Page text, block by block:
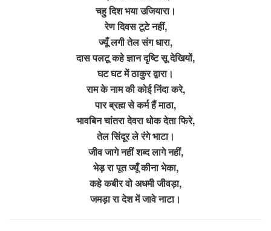
चहु दिश भया उजियारा।
रेण दिवस टूटे नहीं,
ज्यूँ लगी तेल संग धारा,
दास पलटू कहे ज्ञान दृष्टि सू देखियों,
घट घट में ठाकुर द्वारा।
राम के नाम की कोई निंदा करे,
पार ब्रह्म से कर्म हैं माठा,
भावबिन चांतरा देवरा धोक देता फिरे,
तेल सिंदूर ले रंगे भाटा।
जीव जागे नहीं शब्द लागे नहीं,
भेड़ रा पूत ज्यूँ कीना भेका,
कहे कबीर वो अधमी जीवड़ा,
जमड़ा रा देश में जावे नाटा।